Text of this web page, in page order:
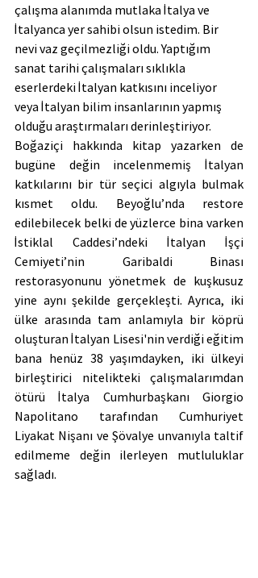
çalışma alanımda mutlaka İtalya ve
İtalyanca yer sahibi olsun istedim. Bir
nevi vaz geçilmezliği oldu. Yaptığım
sanat tarihi çalışmaları sıklıkla
eserlerdeki İtalyan katkısını inceliyor
veya İtalyan bilim insanlarının yapmış
olduğu araştırmaları derinleştiriyor.
Boğaziçi hakkında kitap yazarken de
bugüne değin incelenmemiş İtalyan
katkılarını bir tür seçici algıyla bulmak
kısmet oldu. Beyoğlu’nda restore
edilebilecek belki de yüzlerce bina varken
İstiklal Caddesi’ndeki İtalyan İşçi
Cemiyeti’nin Garibaldi Binası
restorasyonunu yönetmek de kuşkusuz
yine aynı şekilde gerçekleşti. Ayrıca, iki
ülke arasında tam anlamıyla bir köprü
oluşturan İtalyan Lisesi'nin verdiği eğitim
bana henüz 38 yaşımdayken, iki ülkeyi
birleştirici nitelikteki çalışmalarımdan
ötürü İtalya Cumhurbaşkanı Giorgio
Napolitano tarafından Cumhuriyet
Liyakat Nişanı ve Şövalye unvanıyla taltif
edilmeme değin ilerleyen mutluluklar
sağladı.